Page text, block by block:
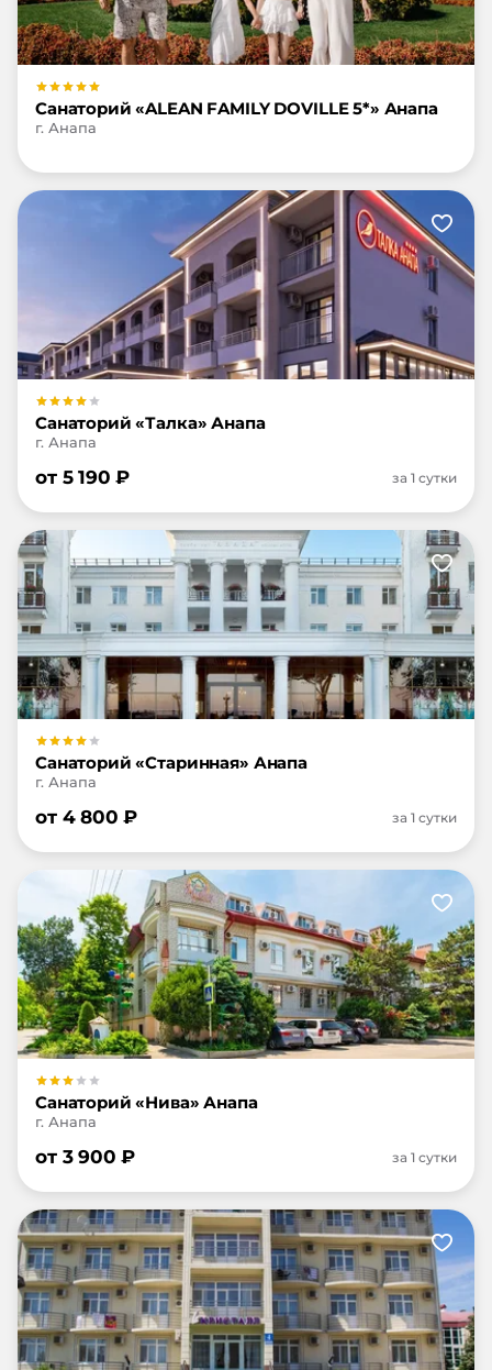
Санаторий «ALEAN FAMILY DOVILLE 5*» Анапа
г. Анапа
Санаторий «Талка» Анапа
г. Анапа
от 5 190 ₽ за 1 сутки
Санаторий «Старинная» Анапа
г. Анапа
от 4 800 ₽ за 1 сутки
Санаторий «Нива» Анапа
г. Анапа
от 3 900 ₽ за 1 сутки